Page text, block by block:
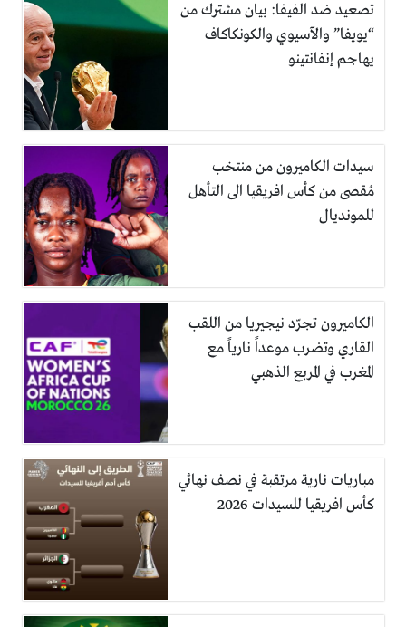
تصعيد ضد الفيفا: بيان مشترك من
“يويفا” والآسيوي والكونكاكاف
يهاجم إنفانتينو
سيدات الكاميرون من منتخب
مُقصى من كأس افريقيا الى التأهل
للمونديال
الكاميرون تجرّد نيجيريا من اللقب
القاري وتضرب موعداً نارياً مع
المغرب في المربع الذهبي
مباريات نارية مرتقبة في نصف نهائي
كأس افريقيا للسيدات 2026